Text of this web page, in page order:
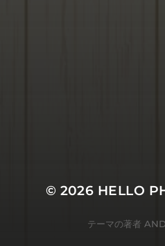
© 2026 HELLO
テーマの著者